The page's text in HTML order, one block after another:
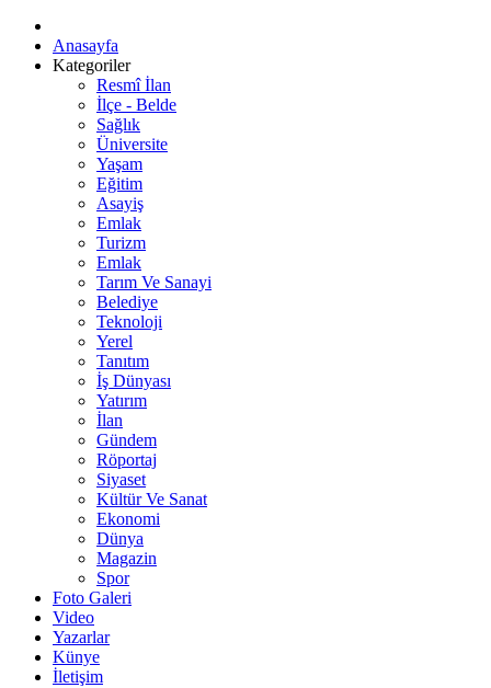
Anasayfa
Kategoriler
Resmî İlan
İlçe - Belde
Sağlık
Üniversite
Yaşam
Eğitim
Asayiş
Emlak
Turizm
Emlak
Tarım Ve Sanayi
Belediye
Teknoloji
Yerel
Tanıtım
İş Dünyası
Yatırım
İlan
Gündem
Röportaj
Siyaset
Kültür Ve Sanat
Ekonomi
Dünya
Magazin
Spor
Foto Galeri
Video
Yazarlar
Künye
İletişim